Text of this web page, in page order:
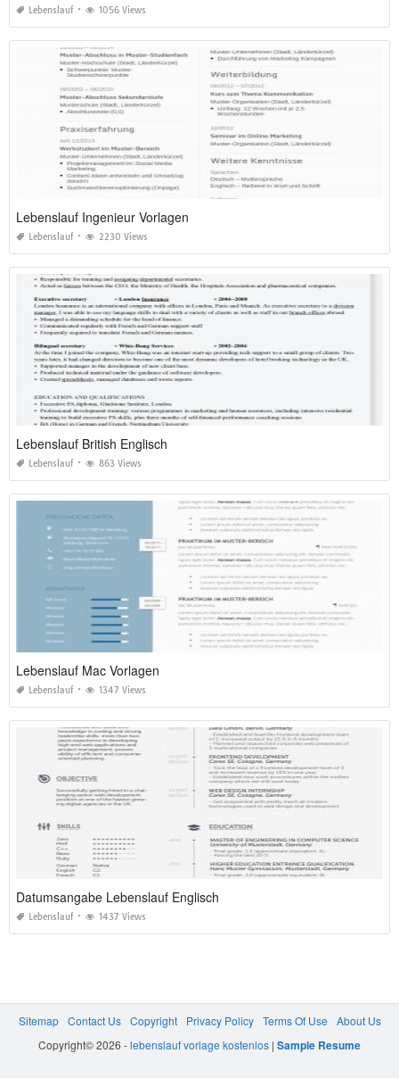
Lebenslauf 1056 Views
Lebenslauf Ingenieur Vorlagen
Lebenslauf 2230 Views
Lebenslauf British Englisch
Lebenslauf 863 Views
Lebenslauf Mac Vorlagen
Lebenslauf 1347 Views
Datumsangabe Lebenslauf Englisch
Lebenslauf 1437 Views
Sitemap Contact Us Copyright Privacy Policy Terms Of Use
About Us
Copyright© 2026 -lebenslauf vorlage kostenlos | Sample Resume